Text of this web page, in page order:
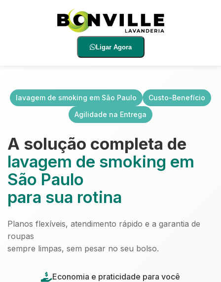
Ligar Agora
lavagem de smoking em São Paulo
Custo-Benefício
Agilidade na Entrega
A solução completa de
lavagem de smoking em
São Paulo
para sua rotina
Planos flexíveis, atendimento rápido e a garantia de
roupas
sempre limpas, sem pesar no seu bolso.
Economia e praticidade para você